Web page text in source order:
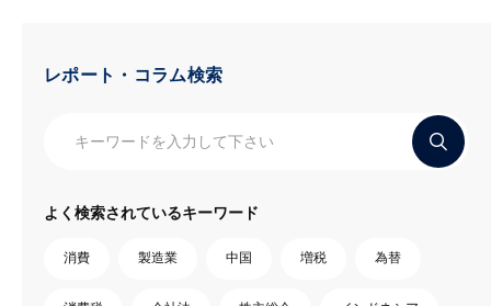
レポート・コラム検索
よく検索されているキーワード
消費 製造業 中国 増税 為替